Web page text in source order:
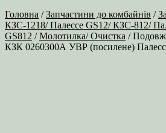
Головна /Запчастини до комбайнів /
КЗС-1218/ Палессе GS12/ КЗС-812/
GS812 /Молотилка/ Очистка /
КЗК 0260300А УВР (посилене)